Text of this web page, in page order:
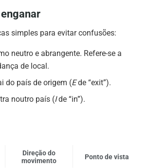
simples para evitar confusões:
neutro e abrangente. Refere-se a
de local.
do país de origem (Ede “exit”).
noutro país (Ide “in”).
Direção do
movimento
Ponto de vista